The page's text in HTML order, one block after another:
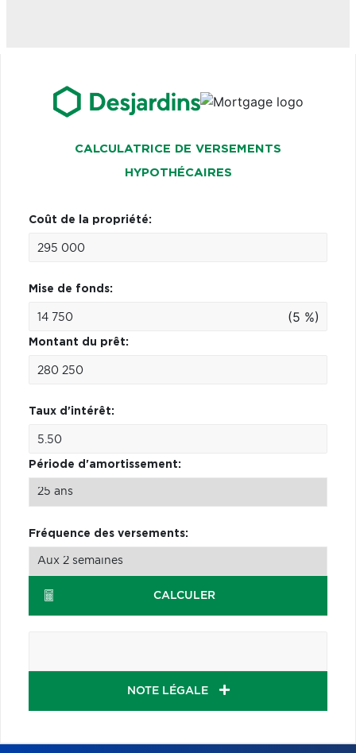
CALCULATRICE DE VERSEMENTS
HYPOTHÉCAIRES
Coût de la propriété:
Mise de fonds:
(5 %)
Montant du prêt:
Taux d'intérêt:
Période d'amortissement:
Fréquence des versements:
CALCULER
NOTE LÉGALE